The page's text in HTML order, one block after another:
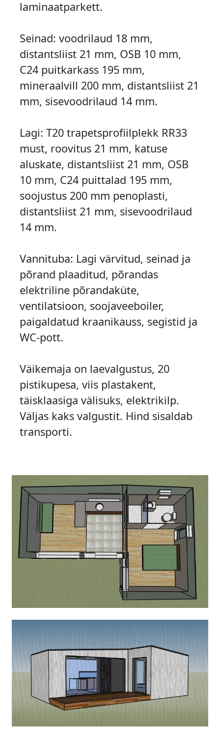
laminaatparkett.
Seinad: voodrilaud 18 mm,
distantsliist 21 mm, OSB 10 mm,
C24 puitkarkass 195 mm,
mineraalvill 200 mm, distantsliist 21
mm, sisevoodrilaud 14 mm.
Lagi: T20 trapetsprofiilplekk RR33
must, roovitus 21 mm, katuse
aluskate, distantsliist 21 mm, OSB
10 mm, C24 puittalad 195 mm,
soojustus 200 mm penoplasti,
distantsliist 21 mm, sisevoodrilaud
14 mm.
Vannituba: Lagi värvitud, seinad ja
põrand plaaditud, põrandas
elektriline põrandaküte,
ventilatsioon, soojaveeboiler,
paigaldatud kraanikauss, segistid ja
WC-pott.
Väikemaja on laevalgustus, 20
pistikupesa, viis plastakent,
täisklaasiga välisuks, elektrikilp.
Väljas kaks valgustit. Hind sisaldab
transporti.